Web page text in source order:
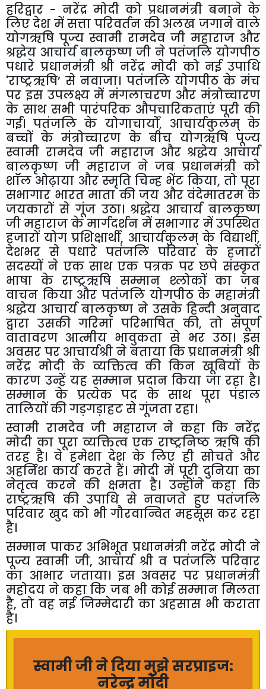
हरिद्वार - नरेंद्र मोदी को प्रधानमंत्री बनाने के
लिए देश में सत्ता परिवर्तन की अलख जगाने वाले
योगऋषि पूज्य स्वामी रामदेव जी महाराज और
श्रद्धेय आचार्य बालकृष्ण जी ने पतंजलि योगपीठ
पधारे प्रधानमंत्री श्री नरेंद्र मोदी को नई उपाधि
'राष्ट्रऋषि’से नवाजा। पतंजलि योगपीठ के मंच
पर इस उपलक्ष्य में मंगलाचरण और मंत्रोच्चारण
के साथ सभी पारंपरिक औपचारिकताएं पूरी की
गईं। पतंजलि के योगाचार्यों, आचार्यकुलम् के
बच्चों के मंत्रोच्चारण के बीच योगऋषि पूज्य
स्वामी रामदेव जी महाराज और श्रद्धेय आचार्य
बालकृष्ण जी महाराज ने जब प्रधानमंत्री को
शॉल ओढ़ाया और स्मृति चिन्ह भेंट किया, तो पूरा
सभागार भारत माता की जय और वंदेमातरम के
जयकारों से गूंज उठा। श्रद्धेय आचार्य बालकृष्ण
जी महाराज के मार्गदर्शन में सभागार में उपस्थित
हजारों योग प्रशिक्षार्थी, आचार्यकुलम् के विद्यार्थी,
देशभर से पधारे पतंजलि परिवार के हजारों
सदस्यों ने एक साथ एक पत्रक पर छपे संस्कृत
भाषा के राष्ट्रऋषि सम्मान श्लोकों का जब
वाचन किया और पतंजलि योगपीठ के महामंत्री
श्रद्धेय आचार्य बालकृष्ण ने उसके हिन्दी अनुवाद
द्वारा उसकी गरिमा परिभाषित की,तो संपूर्ण
वातावरण आत्मीय भावुकता से भर उठा। इस
अवसर पर आचार्यश्री ने बताया कि प्रधानमंत्री श्री
नरेंद्र मोदी के व्यक्तित्व की किन खूबियों के
कारण उन्हें यह सम्मान प्रदान किया जा रहा है।
सम्मान के प्रत्येक पद के साथ पूरा पंडाल
तालियों की गड़गड़ाहट से गूंजता रहा।
स्वामी रामदेव जी महाराज ने कहा कि नरेंद्र
मोदी का पूरा व्यक्तित्व एक राष्ट्रनिष्ठ ऋषि की
तरह है। वे हमेशा देश के लिए ही सोचते और
अहर्निश कार्य करते हैं। मोदी में पूरी दुनिया का
नेतृत्व करने की क्षमता है। उन्होंने कहा कि
राष्ट्रऋषि की उपाधि से नवाजते हुए पतंजलि
परिवार खुद को भी गौरवान्वित महसूस कर रहा
है।
सम्मान पाकर अभिभूत प्रधानमंत्री नरेंद्र मोदी ने
पूज्य स्वामी जी, आचार्य श्री व पतंजलि परिवार
का आभार जताया। इस अवसर पर प्रधानमंत्री
महोदय ने कहा कि जब भी कोई सम्मान मिलता
है,तो वह नई जिम्मेदारी का अहसास भी कराता
है।
स्वामी जी ने दिया मुझे सरप्राइज:
नरेन्द्र मोदी